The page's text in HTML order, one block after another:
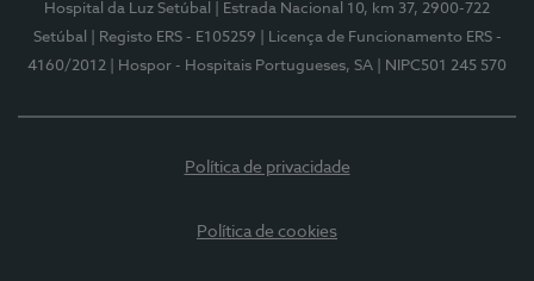
Hospital da Luz Setúbal
| Estrada Nacional 10, km 37, 2900-722
Setúbal
| Registo ERS - E105259
| Licença de Funcionamento ERS -
4160/2012
| Hospor - Hospitais Portugueses, SA | NIPC501 245 570
Política de privacidade
Política de cookies